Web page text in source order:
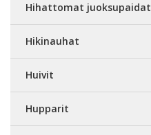
Hihattomat juoksupaidat
Hikinauhat
Huivit
Hupparit